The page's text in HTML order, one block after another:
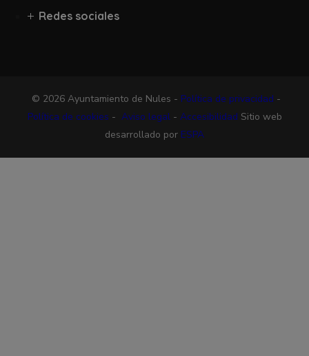
Redes sociales
© 2026 Ayuntamiento de Nules - Política de privacidad -
Política de cookies - Aviso legal- Accesibilidad Sitio web
desarrollado por ESPA